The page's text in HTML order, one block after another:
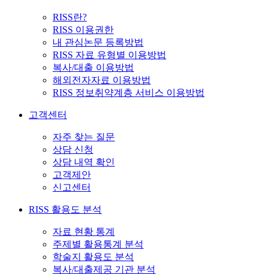
RISS란?
RISS 이용권한
내 관심논문 등록방법
RISS 자료 유형별 이용방법
복사/대출 이용방법
해외전자자료 이용방법
RISS 정보취약계층 서비스 이용방법
고객센터
자주 찾는 질문
상담 신청
상담 내역 확인
고객제안
신고센터
RISS 활용도 분석
자료 현황 통계
주제별 활용통계 분석
학술지 활용도 분석
복사/대출제공 기관 분석